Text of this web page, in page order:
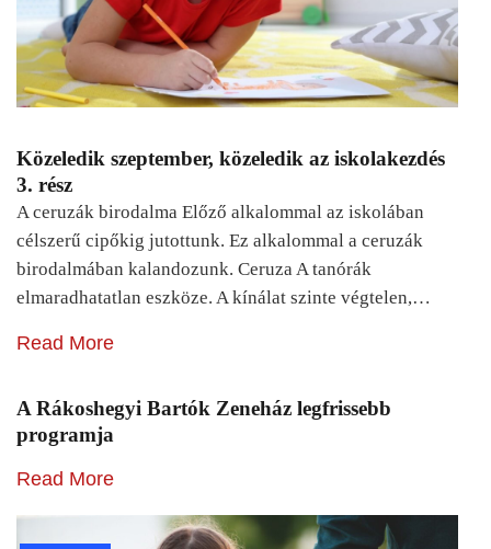
Közeledik szeptember, közeledik az iskolakezdés
3. rész
A ceruzák birodalma Előző alkalommal az iskolában
célszerű cipőkig jutottunk. Ez alkalommal a ceruzák
birodalmában kalandozunk. Ceruza A tanórák
elmaradhatatlan eszköze. A kínálat szinte végtelen,…
Read More
A Rákoshegyi Bartók Zeneház legfrissebb
programja
Read More